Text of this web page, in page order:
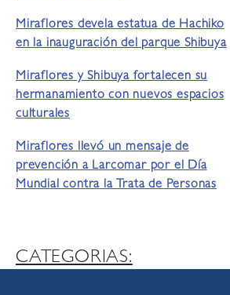
Miraflores devela estatua de Hachiko
en la inauguración del parque Shibuya
Miraflores y Shibuya fortalecen su
hermanamiento con nuevos espacios
culturales
Miraflores llevó un mensaje de
prevención a Larcomar por el Día
Mundial contra la Trata de Personas
CATEGORIAS: